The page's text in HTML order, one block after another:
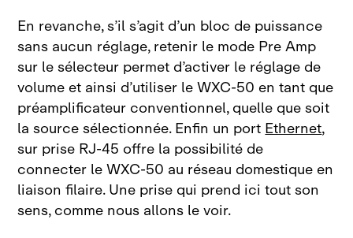
En revanche, s’il s’agit d’un bloc de puissance
sans aucun réglage, retenir le mode PreAmp
sur le sélecteur permet d’activer le réglage de
volume et ainsi d’utiliser le WXC‑50 en tant que
préamplificateur conventionnel, quelle que soit
la source sélectionnée. Enfin un portEthernet,
sur prise RJ‑45 offre la possibilité de
connecter leWXC‑50 au réseau domestique en
liaison filaire. Une prise qui prend ici tout son
sens, comme nous allons levoir.